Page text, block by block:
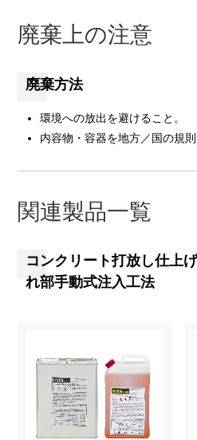
廃棄上の注意
廃棄方法
環境への放出を避けること。
内容物・容器を地方／国の規
関連製品一覧
コンクリート打放し仕上
れ部手動式注入工法